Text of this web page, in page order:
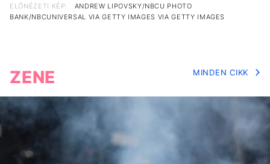
ELŐNÉZETI KÉP:
ANDREW LIPOVSKY/NBCU PHOTO
BANK/NBCUNIVERSAL VIA GETTY IMAGES VIA GETTY IMAGES
ZENE MINDEN CIKK